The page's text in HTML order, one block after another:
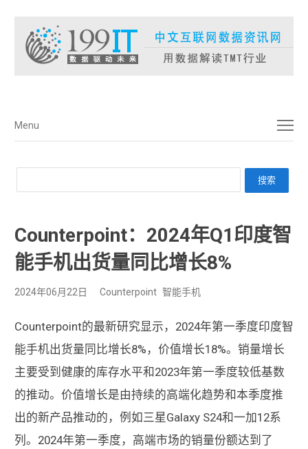
菜单
Menu
Counterpoint：2024年Q1印度智
能手机出货量同比增长8%
2024年06月22日 Counterpoint 智能手机
Counterpoint的最新研究显示，2024年第一季度印度智
能手机出货量同比增长8%，价值增长18%。销量增长
主要受到健康的库存水平和2023年第一季度较低基数
的推动。价值增长是由持续的高端化趋势和本季度推
出的新产品推动的，例如三星Galaxy S24和一加12系
列。2024年第一季度，高端市场的销量份额达到了